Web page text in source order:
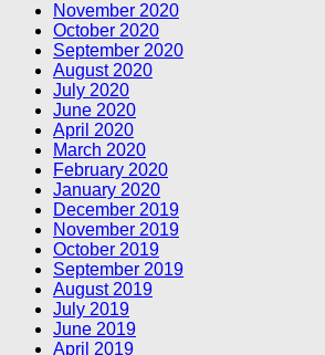
November 2020
October 2020
September 2020
August 2020
July 2020
June 2020
April 2020
March 2020
February 2020
January 2020
December 2019
November 2019
October 2019
September 2019
August 2019
July 2019
June 2019
April 2019